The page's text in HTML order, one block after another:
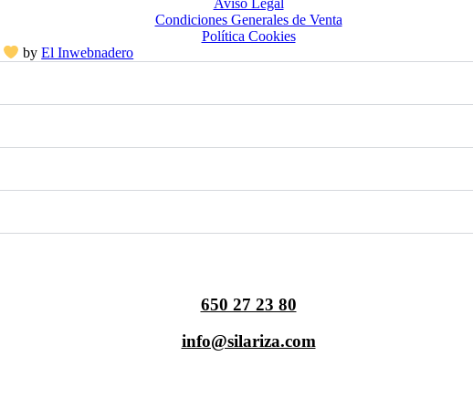
Condiciones Generales de Venta
Política Cookies
byEl Inwebnadero
650 27 23 80
info@silariza.com